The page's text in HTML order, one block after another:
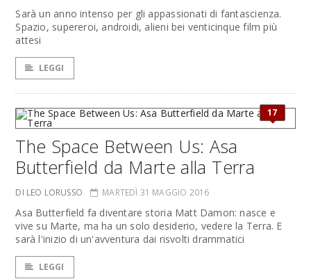
Sarà un anno intenso per gli appassionati di fantascienza.
Spazio, supereroi, androidi, alieni bei venticinque film più
attesi
LEGGI
17
The Space Between Us: Asa
Butterfield da Marte alla Terra
DI LEO LORUSSO MARTEDÌ 31 MAGGIO 2016
Asa Butterfield fa diventare storia Matt Damon: nasce e
vive su Marte, ma ha un solo desiderio, vedere la Terra. E
sarà l'inizio di un'avventura dai risvolti drammatici
LEGGI